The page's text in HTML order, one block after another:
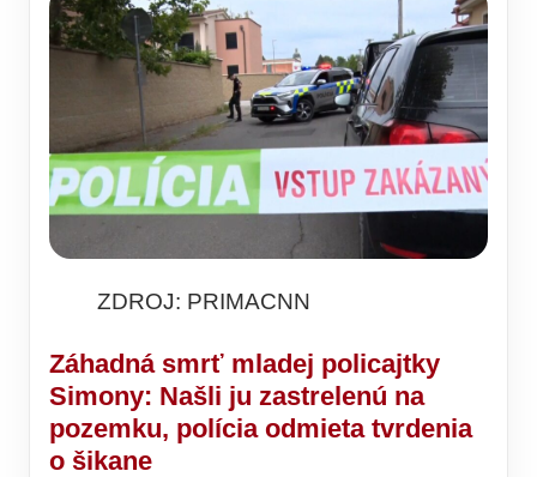
ZDROJ: PRIMACNN
Záhadná smrť mladej policajtky
Simony: Našli ju zastrelenú na
pozemku, polícia odmieta tvrdenia
o šikane